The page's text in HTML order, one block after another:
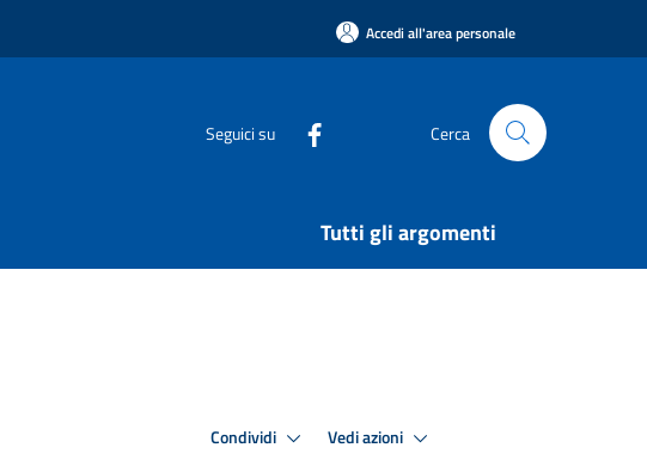
Accedi all'area personale
Seguici su Cerca
Tutti gli argomenti
Condividi Vedi azioni